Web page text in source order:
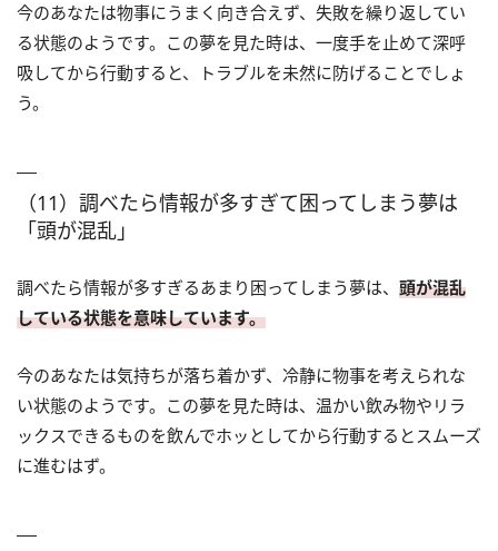
今のあなたは物事にうまく向き合えず、失敗を繰り返してい
る状態のようです。この夢を見た時は、一度手を止めて深呼
吸してから行動すると、トラブルを未然に防げることでしょ
う。
（11）調べたら情報が多すぎて困ってしまう夢は
「頭が混乱」
調べたら情報が多すぎるあまり困ってしまう夢は、 頭が混乱
している状態を意味しています。
今のあなたは気持ちが落ち着かず、冷静に物事を考えられな
い状態のようです。この夢を見た時は、温かい飲み物やリラ
ックスできるものを飲んでホッとしてから行動するとスムーズ
に進むはず。